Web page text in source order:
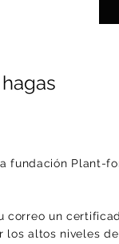
fundación Plant-
correo un
los altos niveles